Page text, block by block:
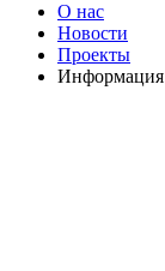
О нас
Новости
Проекты
Информация